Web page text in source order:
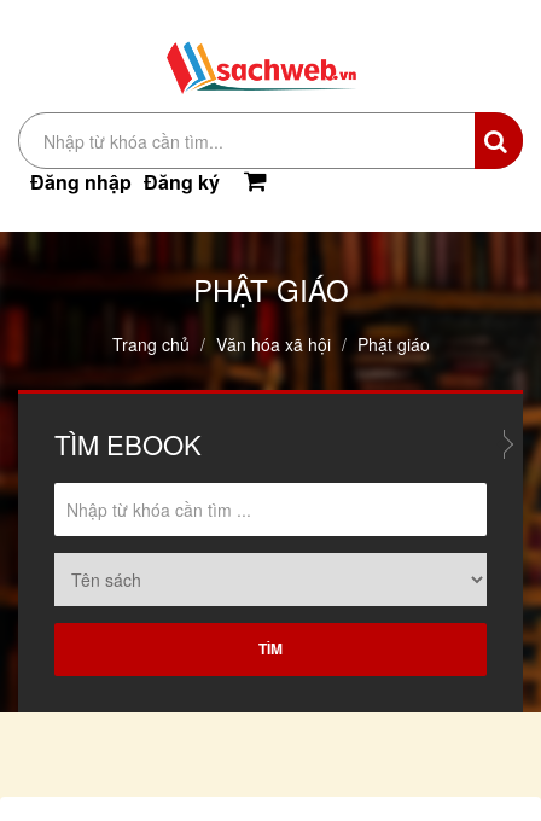
Đăng nhập Đăng ký
PHẬT GIÁO
Trang chủ Văn hóa xã hội Phật giáo
TÌM EBOOK